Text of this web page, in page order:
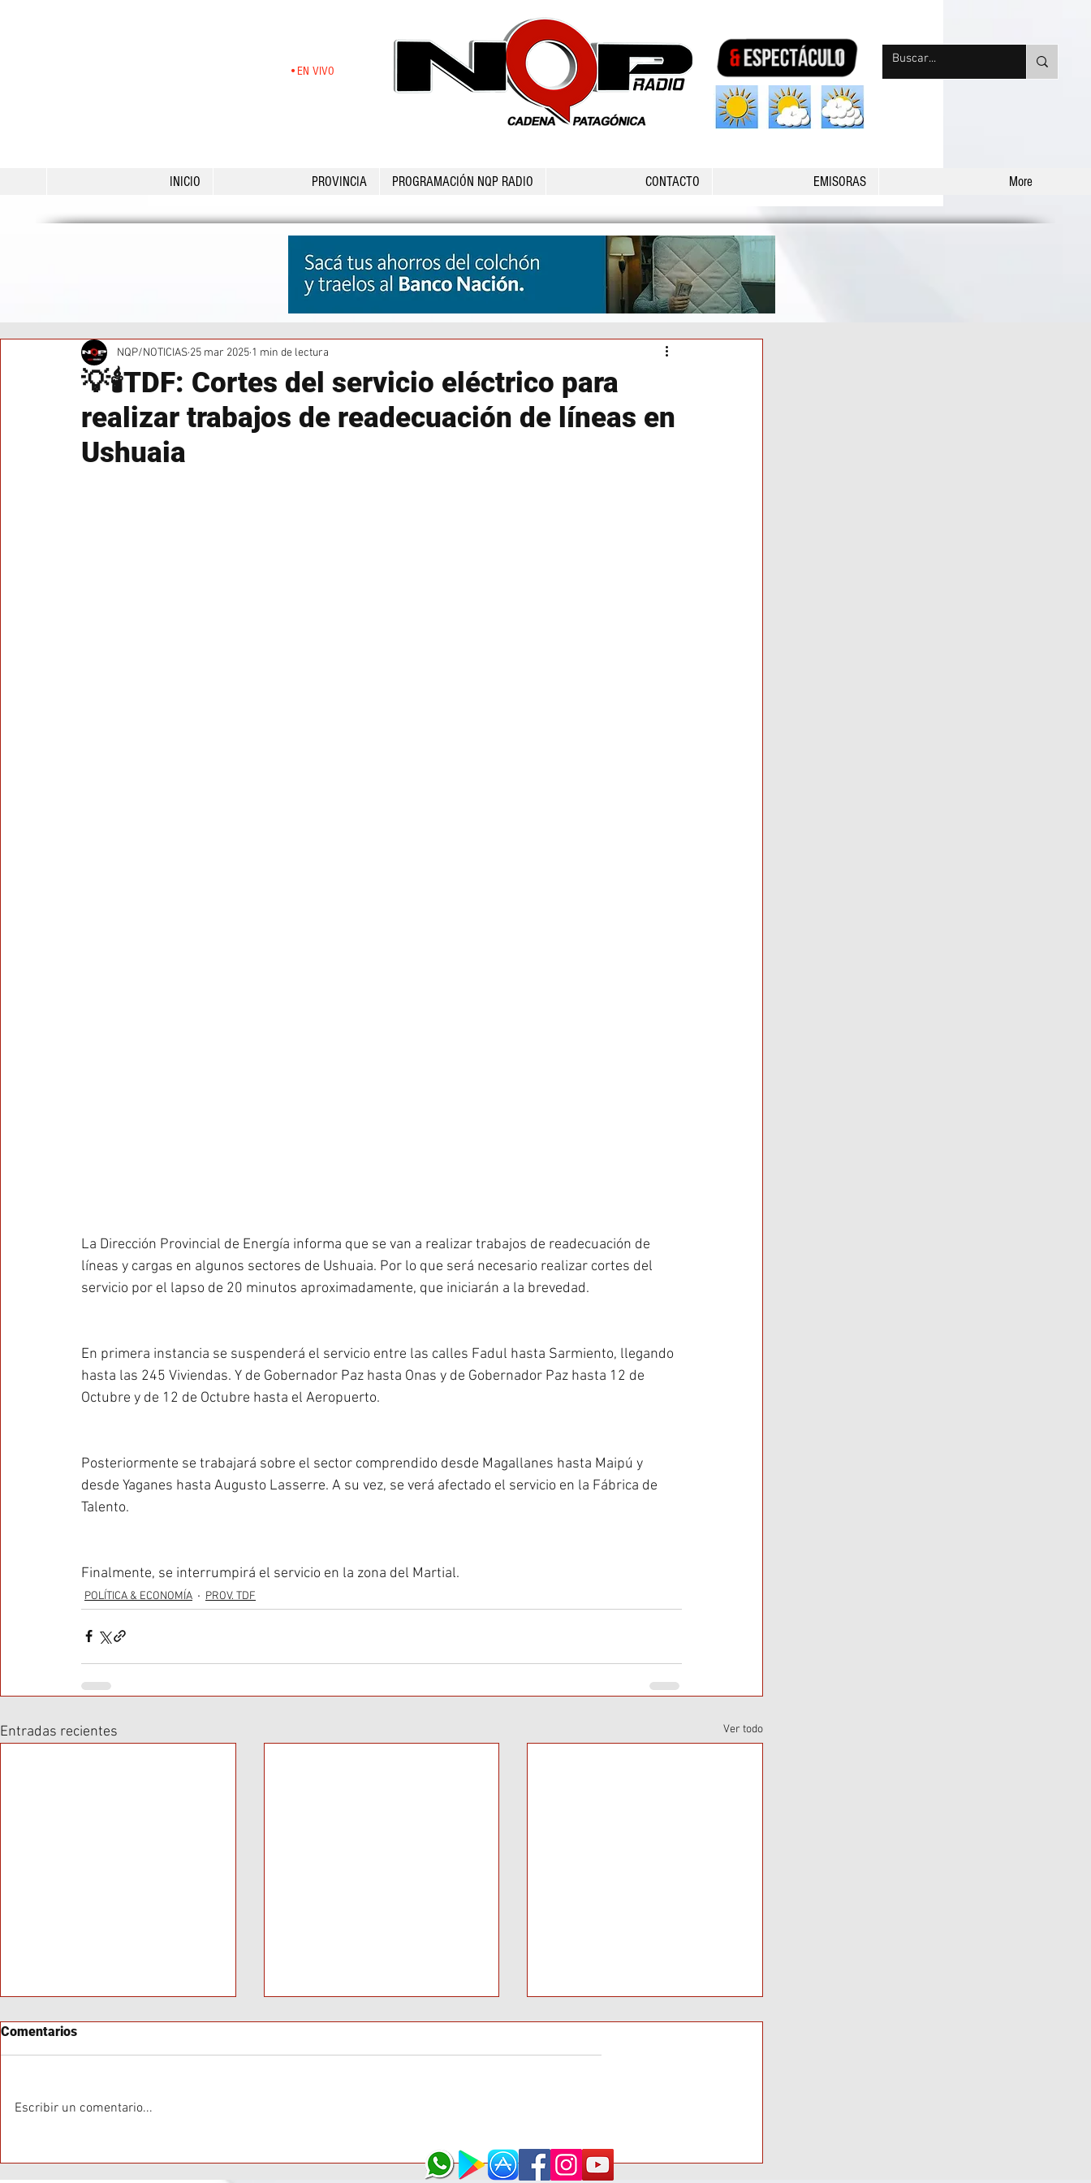
•EN VIVO
INICIO PROVINCIA PROGRAMACIÓN NQP RADIO CONTACTO EMISORAS More
💡🕯TDF: Cortes del servicio eléctrico para
realizar trabajos de readecuación de líneas en
Ushuaia
NQP/NOTICIAS 25 mar 2025 1 min de lectura
La Dirección Provincial de Energía informa que se van a realizar trabajos de readecuación de
líneas y cargas en algunos sectores de Ushuaia. Por lo que será necesario realizar cortes del
servicio por el lapso de 20 minutos aproximadamente, que iniciarán a la brevedad.
En primera instancia se suspenderá el servicio entre las calles Fadul hasta Sarmiento, llegando
hasta las 245 Viviendas. Y de Gobernador Paz hasta Onas y de Gobernador Paz hasta 12 de
Octubre y de 12 de Octubre hasta el Aeropuerto.
Posteriormente se trabajará sobre el sector comprendido desde Magallanes hasta Maipú y
desde Yaganes hasta Augusto Lasserre. A su vez, se verá afectado el servicio en la Fábrica de
Talento.
Finalmente, se interrumpirá el servicio en la zona del Martial.
POLÍTICA & ECONOMÍA PROV. TDF
Entradas recientes Ver todo
Brasil y Argentina en Crisis
Diplomática Cómo las
EL COMUDI REALIZÓ UNA
NUEVA PLENARIA PARA
Comentarios
Escribir un comentario...